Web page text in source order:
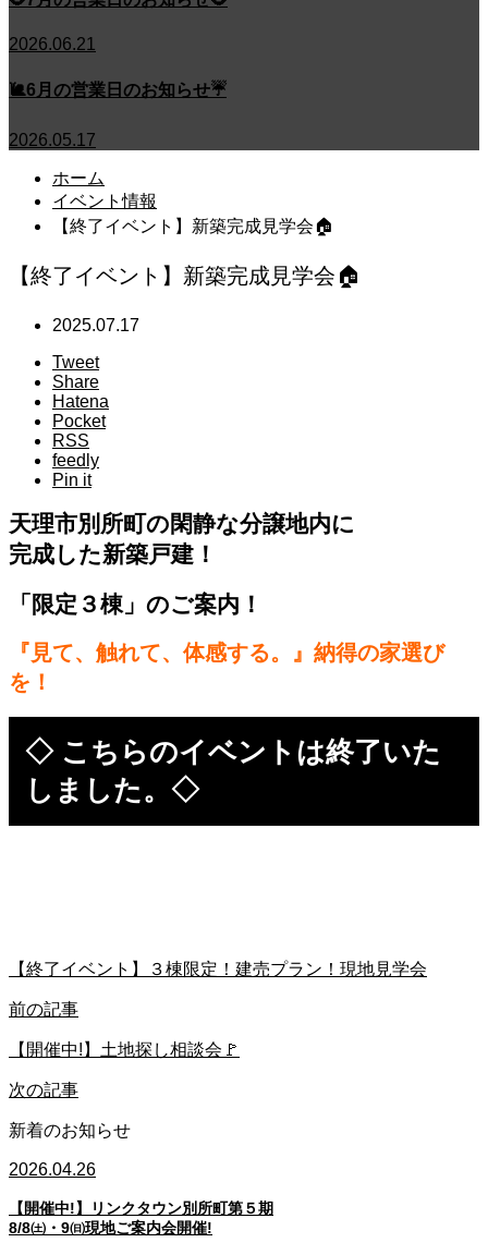
2026.06.21
🐌6月の営業日のお知らせ☔
2026.05.17
ホーム
イベント情報
【終了イベント】新築完成見学会🏠
【終了イベント】新築完成見学会🏠
2025.07.17
Tweet
Share
Hatena
Pocket
RSS
feedly
Pin it
天理市別所町の閑静な分譲地内に
完成した新築戸建！
「限定３棟」のご案内！
『見て、触れて、体感する。』納得の家選び
を！
◇ こちらのイベントは終了いた
しました。◇
【終了イベント】３棟限定！建売プラン！現地見学会
前の記事
【開催中!】土地探し相談会🚩
次の記事
新着のお知らせ
2026.04.26
【開催中!】リンクタウン別所町第５期
8/8㈯・9㈰現地ご案内会開催!